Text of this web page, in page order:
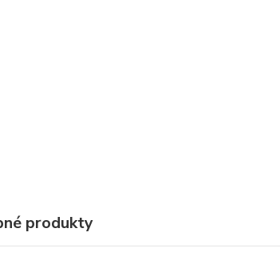
produkty